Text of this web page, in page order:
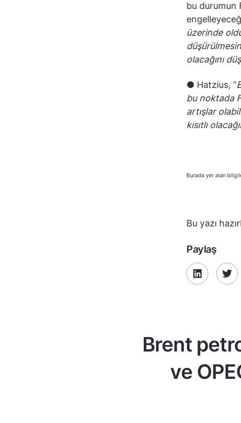
bu durumun
üzerinde
olacağını
● Hatzius, “
bu noktada
artışlar
kısıtlı
Burada yer alan
Bu yazı
Paylaş
Brent
ve